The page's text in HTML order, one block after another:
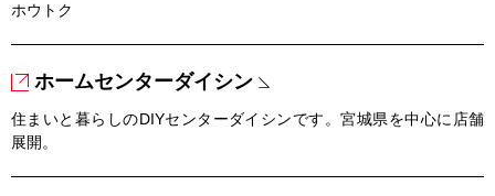
ホウトク
ホームセンターダイシン
住まいと暮らしのDIYセンターダイシンです。宮城県を中心に店舗
展開。